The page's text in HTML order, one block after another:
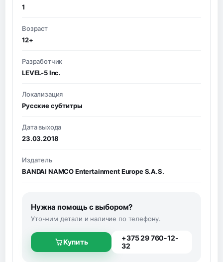
1
Возраст
12+
Разработчик
LEVEL-5 Inc.
Локализация
Русские субтитры
Дата выхода
23.03.2018
Издатель
BANDAI NAMCO Entertainment Europe S.A.S.
Нужна помощь с выбором?
Уточним детали и наличие по телефону.
Купить
+375 29 760-12-
32